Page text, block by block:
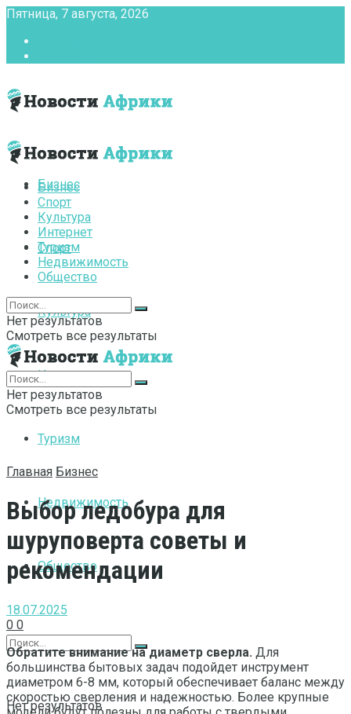
Пятница, 7 августа, 2026
Бизнес
Спорт
Культура
Интернет
Туризм
Недвижимость
Общество
Нет результатов
Бизнес
Спорт
Культура
Интернет
Туризм
Недвижимость
Общество
Нет результатов
Смотреть все результаты
Нет результатов
Смотреть все результаты
Главная Бизнес
Выбор ледобура для
шуруповерта советы и
рекомендации
18.07.2025
0 0
Обратите внимание на диаметр сверла. Для
большинства бытовых задач подойдет инструмент
диаметром 6-8 мм, который обеспечивает баланс между
скоростью сверления и надежностью. Более крупные